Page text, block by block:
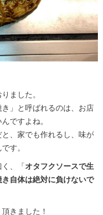
ました。
」と呼ばれるのは、お店
ですよね。
、家でも作れるし、味が
す。
、「オタフクソースで生
自体は絶対に負けないで
きました！